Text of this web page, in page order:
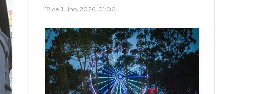
18 de Julho, 2026, 01:00